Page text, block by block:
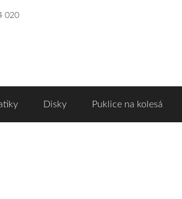
020
Disky Puklice na kolesá